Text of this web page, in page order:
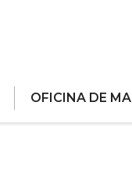
OFICINA DE